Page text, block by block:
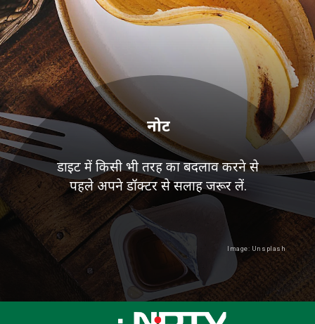
डाइट में किसी भी तरह का बदलाव करने से
पहले अपने डॉक्टर से सलाह जरूर लें.
नोट
Image: Unsplash